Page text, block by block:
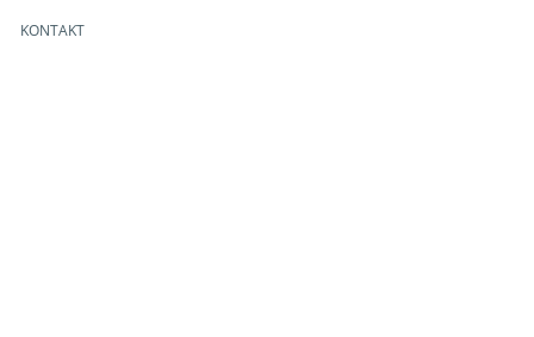
KONTAKT